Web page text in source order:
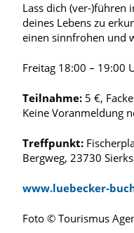
Lass dich (ver-)führen
deines Lebens zu
einen sinnfrohen und
Freitag 18:00 – 19:00
Teilnahme: 5 €,
Keine Voranmeldung
Treffpunkt:
Bergweg, 23730
www.luebecker-
Foto © Tourismus